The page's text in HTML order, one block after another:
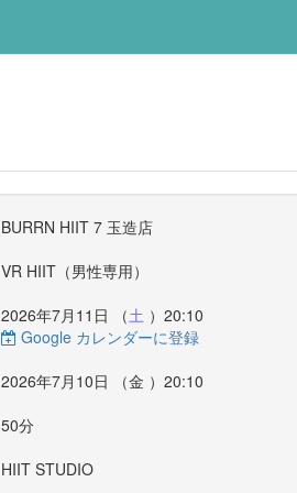
BURRN HIIT 7 玉造店
VR HIIT（男性専用）
2026年7月11日 （土 ）20:10
Google カレンダーに登録
2026年7月10日 （金 ）20:10
50分
HIIT STUDIO